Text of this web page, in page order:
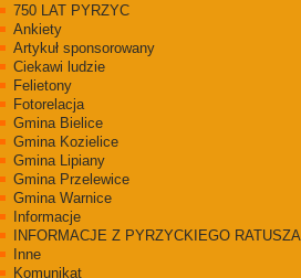
750 LAT PYRZYC
Ankiety
Artykuł sponsorowany
Ciekawi ludzie
Felietony
Fotorelacja
Gmina Bielice
Gmina Kozielice
Gmina Lipiany
Gmina Przelewice
Gmina Warnice
Informacje
INFORMACJE Z PYRZYCKIEGO RATUSZA
Inne
Komunikat